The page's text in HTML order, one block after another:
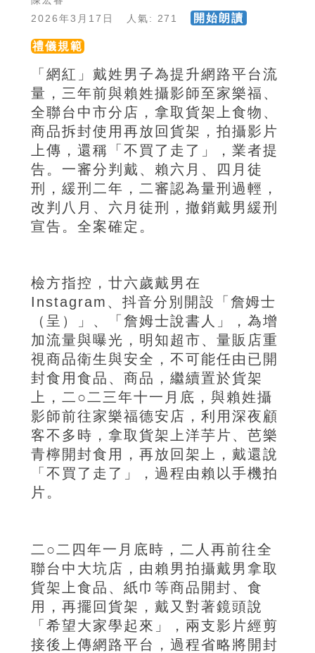
2026年3月17日 人氣: 271
開始朗讀
禮儀規範
「網紅」戴姓男子為提升網路平台流
量，三年前與賴姓攝影師至家樂福、
全聯台中市分店，拿取貨架上食物、
商品拆封使用再放回貨架，拍攝影片
上傳，還稱「不買了走了」，業者提
告。一審分判戴、賴六月、四月徒
刑，緩刑二年，二審認為量刑過輕，
改判八月、六月徒刑，撤銷戴男緩刑
宣告。全案確定。
檢方指控，廿六歲戴男在
Instagram、抖音分別開設「詹姆士
（呈）」、「詹姆士說書人」，為增
加流量與曝光，明知超市、量販店重
視商品衛生與安全，不可能任由已開
封食用食品、商品，繼續置於貨架
上，二○二三年十一月底，與賴姓攝
影師前往家樂福德安店，利用深夜顧
客不多時，拿取貨架上洋芋片、芭樂
青檸開封食用，再放回架上，戴還說
「不買了走了」，過程由賴以手機拍
片。
二○二四年一月底時，二人再前往全
聯台中大坑店，由賴男拍攝戴男拿取
貨架上食品、紙巾等商品開封、食
用，再擺回貨架，戴又對著鏡頭說
「希望大家學起來」，兩支影片經剪
接後上傳網路平台，過程省略將開封